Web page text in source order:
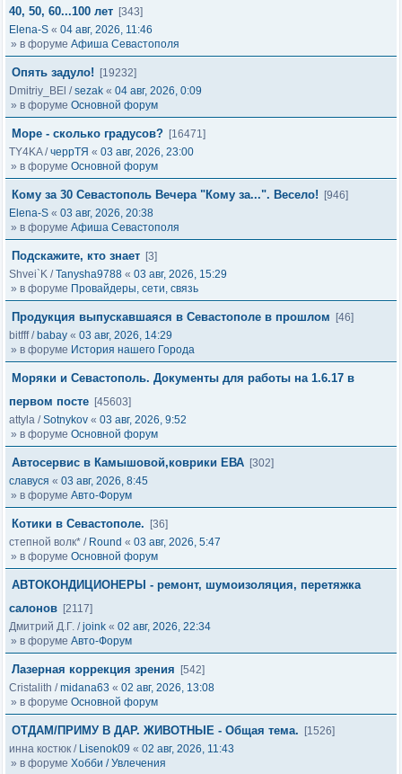
40, 50, 60...100 лет [343]
Elena-S « 04 авг, 2026, 11:46
» в форуме Афиша Севастополя
Опять задуло!
[19232]
Dmitriy_BEl /sezak « 04 авг, 2026, 0:09
» в форуме Основной форум
Море - сколько градусов? [16471]
TY4KA/черрТЯ « 03 авг, 2026, 23:00
» в форуме Основной форум
Кому за 30 Севастополь Вечера "Кому за...". Весело!
[946]
Elena-S « 03 авг, 2026, 20:38
» в форуме Афиша Севастополя
Подскажите, кто знает [3]
Shvei`K /Tanysha9788 « 03 авг, 2026, 15:29
» в форуме Провайдеры, сети, связь
Продукция выпускавшаяся в Севастополе в прошлом
[46]
bitfff/ babay « 03 авг, 2026, 14:29
» в форуме История нашего Города
Моряки и Севастополь. Документы для работы на 1.6.17 в
первом посте [45603]
attyla /Sotnykov « 03 авг, 2026, 9:52
» в форуме Основной форум
Автосервис в Камышовой,коврики ЕВА [302]
славуся « 03 авг, 2026, 8:45
» в форуме Авто-Форум
Котики в Севастополе.
[36]
степной волк* / Round « 03 авг, 2026, 5:47
» в форуме Основной форум
АВТОКОНДИЦИОНЕРЫ - ремонт, шумоизоляция, перетяжка
салонов [2117]
Дмитрий Д.Г. /joink « 02 авг, 2026, 22:34
» в форуме Авто-Форум
Лазерная коррекция зрения
[542]
Cristalith /midana63 « 02 авг, 2026, 13:08
» в форуме Основной форум
ОТДАМ/ПРИМУ В ДАР. ЖИВОТНЫЕ - Общая тема.
[1526]
инна костюк / Lisenok09 « 02 авг, 2026, 11:43
» в форуме Хобби / Увлечения